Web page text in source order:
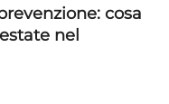
cosa
nel